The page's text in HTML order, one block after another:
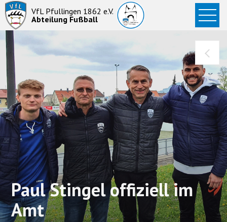
VfL Pfullingen 1862 e.V.
Abteilung Fußball
Startseite
News
Aktive
Junioren
Abteilung
Paul Stingel offiziell im
Amt